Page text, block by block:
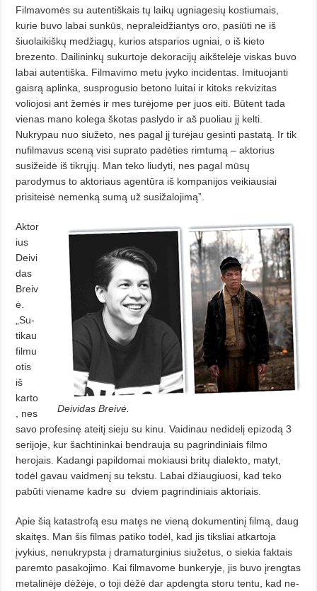
Filmavomės su autentiškais tų laikų ugniagesių kostiumais,
kurie buvo labai sunkūs, nepraleidžiantys oro, pasiūti ne iš
šiuolaikiškų medžiagų, kurios atsparios ugniai, o iš kie­to
brezento. Dailininkų sukurtoje dekoracijų aikštelėje viskas buvo
la­bai autentiška. Filmavimo metu įvy­ko incidentas. Imituojanti
gaisrą aplinka, susprogusio betono luitai ir kitoks rekvizitas
voliojosi ant žemės ir mes turėjome per juos eiti. Būtent tada
vienas mano kolega škotas pa­slydo ir aš puoliau jį kelti.
Nukrypau nuo siužeto, nes pagal jį turėjau ge­sinti pastatą. Ir tik
nufilmavus sceną visi suprato padėties rimtumą – aktorius
susižeidė iš tikrųjų. Man teko liudyti, nes pagal mūsų
parodymus to aktoriaus agentūra iš kompanijos veikiausiai
prisiteisė nemenką sumą už susižalojimą”.
Deividas Breivė.
Aktor
ius
Deivi
das
Breiv
ė.
„Su­
ti­kau
filmu
otis
iš
karto
, nes
savo profesinę ateitį sieju su kinu. Vaidinau nedidelį epizodą 3
serijoje, kur šach­tininkai bendrauja su pagrindiniais filmo
herojais. Kadangi papildomai mokiausi britų dialekto, matyt,
todėl gavau vaidmenį su tekstu. Labai džiaugiuosi, kad teko
pabūti viename kadre su dviem pagrindiniais aktoriais.
Apie šią katastrofą esu matęs ne vieną dokumentinį filmą, daug
skai­tęs. Man šis filmas patiko todėl, kad jis tiksliai atkartoja
įvykius, nenu­krypsta į dramaturginius siužetus, o siekia faktais
paremto pasakojimo. Kai filmavome bunkeryje, jis buvo įrengtas
metalinėje dėžėje, o toji dėžė dar apdengta storu tentu, kad ne­